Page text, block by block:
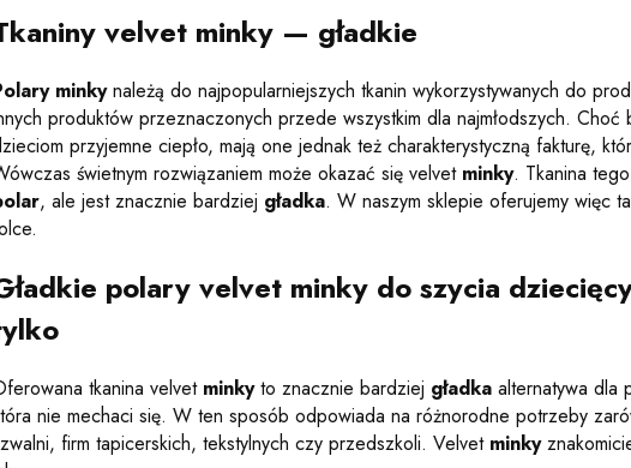
velvet minky — gładkie
minkynależą do najpopularniejszych tkanin wykorzystywanych do
produktów przeznaczonych przede wszystkim dla najmłodszych.
przyjemne ciepło, mają one jednak też charakterystyczną fakturę,
świetnym rozwiązaniem może okazać się velvet minky. Tkanina
, ale jest znacznie bardziej gładka. W naszym sklepie oferujemy więc
polary velvet minky do szycia
tkanina velvet minkyto znacznie bardziej gładka alternatywa dla
nie mechaci się. W ten sposób odpowiada na różnorodne potrzeby
firm tapicerskich, tekstylnych czy przedszkoli. Velvet minky